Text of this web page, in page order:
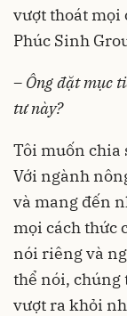
vượt thoát mọi
Phúc Sinh
– Ông đặt mục
tư này?
Tôi muốn chia
Với ngành
và mang đến
mọi cách thức
nói riêng và
thể nói, chúng
vượt ra khỏi